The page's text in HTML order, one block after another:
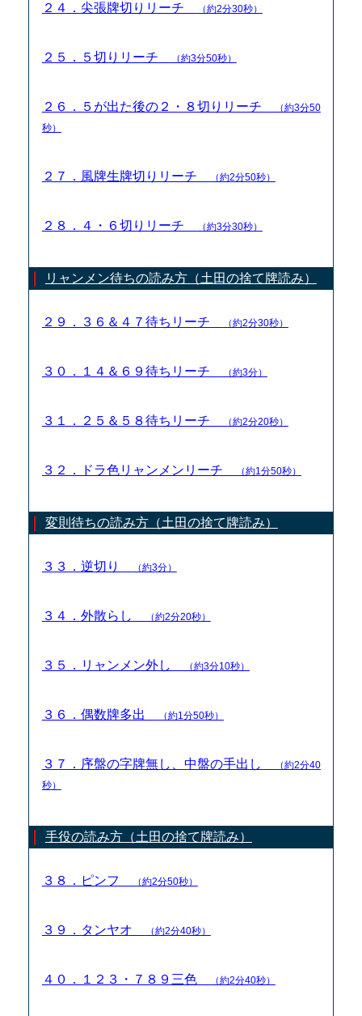
２４．尖張牌切りリーチ （約2分30秒）
２５．５切りリーチ （約3分50秒）
２６．５が出た後の２・８切りリーチ
（約3分50
秒）
２７．風牌生牌切りリーチ （約2分50秒）
２８．４・６切りリーチ （約3分30秒）
リャンメン待ちの読み方（土田の捨て牌読み）
２９．３６＆４７待ちリーチ （約2分30秒）
３０．１４＆６９待ちリーチ （約3分）
３１．２５＆５８待ちリーチ （約2分20秒）
３２．ドラ色リャンメンリーチ （約1分50秒）
変則待ちの読み方（土田の捨て牌読み）
３３．逆切り （約3分）
３４．外散らし （約2分20秒）
３５．リャンメン外し （約3分10秒）
３６．偶数牌多出 （約1分50秒）
３７．序盤の字牌無し、中盤の手出し
（約2分40
秒）
手役の読み方（土田の捨て牌読み）
３８．ピンフ （約2分50秒）
３９．タンヤオ （約2分40秒）
４０．１２３・７８９三色 （約2分40秒）